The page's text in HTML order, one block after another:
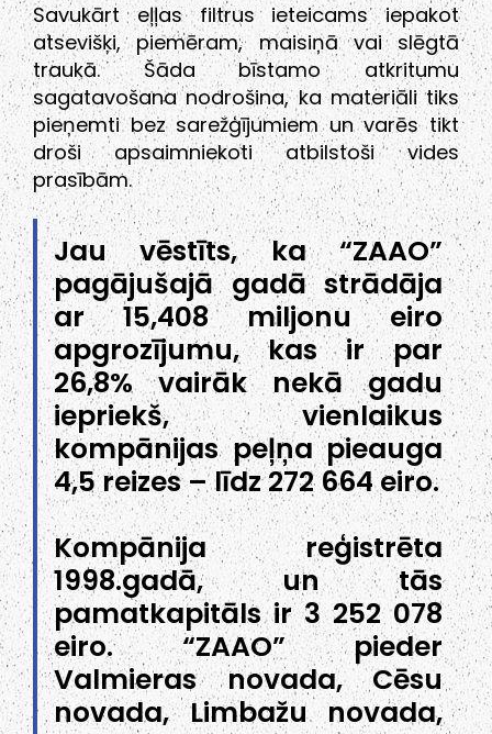
Savukārt eļļas filtrus ieteicams iepakot
atsevišķi, piemēram, maisiņā vai slēgtā
traukā. Šāda bīstamo atkritumu
sagatavošana nodrošina, ka materiāli tiks
pieņemti bez sarežģījumiem un varēs tikt
droši apsaimniekoti atbilstoši vides
prasībām.
Jau vēstīts, ka “ZAAO”
pagājušajā gadā strādāja
ar 15,408 miljonu eiro
apgrozījumu, kas ir par
26,8% vairāk nekā gadu
iepriekš, vienlaikus
kompānijas peļņa pieauga
4,5 reizes – līdz 272 664 eiro.
Kompānija reģistrēta
1998.gadā, un tās
pamatkapitāls ir 3 252 078
eiro. “ZAAO” pieder
Valmieras novada, Cēsu
novada, Limbažu novada,